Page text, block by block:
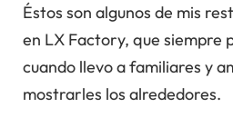
Éstos son algunos de mis
en LX Factory, que siempre
cuando llevo a familiares y
mostrarles los alrededores.